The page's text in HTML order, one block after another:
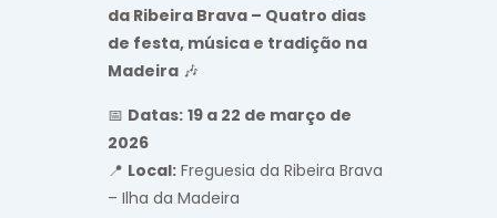
da Ribeira Brava – Quatro dias
de festa, música e tradição na
Madeira 🎶
📅 Datas: 19 a 22 de março de
2026
📍 Local: Freguesia da Ribeira Brava
– Ilha da Madeira